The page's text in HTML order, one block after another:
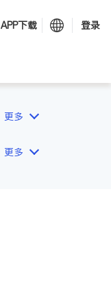
APP下载 登录
更多
更多